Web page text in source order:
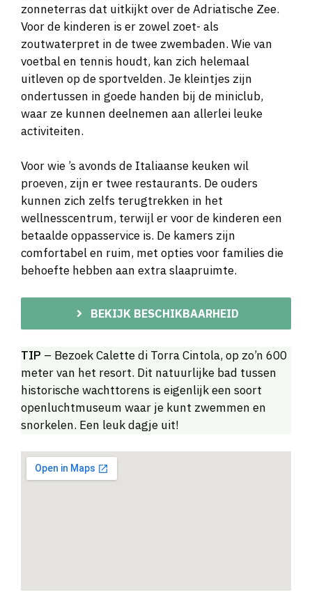
zonneterras dat uitkijkt over de Adriatische Zee.
Voor de kinderen is er zowel zoet- als
zoutwaterpret in de twee zwembaden. Wie van
voetbal en tennis houdt, kan zich helemaal
uitleven op de sportvelden. Je kleintjes zijn
ondertussen in goede handen bij de miniclub,
waar ze kunnen deelnemen aan allerlei leuke
activiteiten.
Voor wie ’s avonds de Italiaanse keuken wil
proeven, zijn er twee restaurants. De ouders
kunnen zich zelfs terugtrekken in het
wellnesscentrum, terwijl er voor de kinderen een
betaalde oppasservice is. De kamers zijn
comfortabel en ruim, met opties voor families die
behoefte hebben aan extra slaapruimte.
BEKIJK BESCHIKBAARHEID
TIP – Bezoek Calette di Torra Cintola, op zo’n 600
meter van het resort. Dit natuurlijke bad tussen
historische wachttorens is eigenlijk een soort
openluchtmuseum waar je kunt zwemmen en
snorkelen. Een leuk dagje uit!